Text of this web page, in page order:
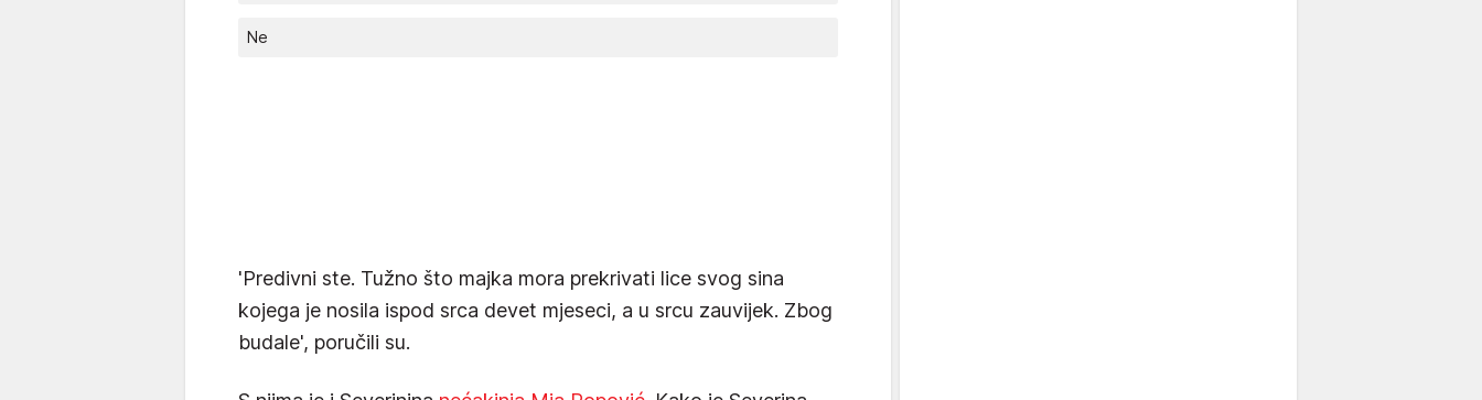
Ne
'Predivni ste. Tužno što majka mora prekrivati lice svog sina
kojega je nosila ispod srca devet mjeseci, a u srcu zauvijek. Zbog
budale', poručili su.